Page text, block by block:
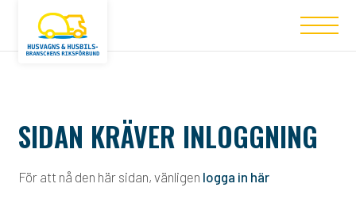
SIDAN KRÄVER INLOGGNING
För att nå den här sidan, vänligen logga in här